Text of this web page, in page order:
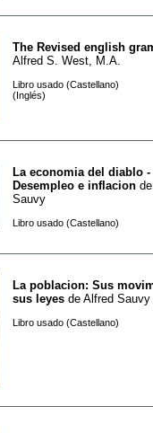
The Revised english
Alfred S. West, M.A.
Libro usado (Castellano)
(Inglés)
La economia del diablo -
Desempleo e inflacion
Sauvy
Libro usado (Castellano)
La poblacion: Sus
sus leyes de Alfred Sauvy
Libro usado (Castellano)